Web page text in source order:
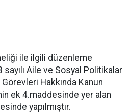
ile ilgili düzenleme
Aile ve Sosyal Politikalar
Görevleri Hakkında Kanun
ek 4.maddesinde yer alan
yapılmıştır.